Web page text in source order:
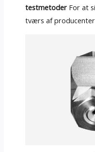
testmetoderFor at
tværs af